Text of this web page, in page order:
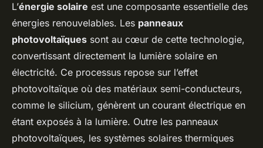
L’énergie solaire est une composante essentielle des
énergies renouvelables. Les panneaux
photovoltaïques sont au cœur de cette technologie,
convertissant directement la lumière solaire en
électricité. Ce processus repose sur l’effet
photovoltaïque où des matériaux semi-conducteurs,
comme le silicium, génèrent un courant électrique en
étant exposés à la lumière. Outre les panneaux
photovoltaïques, les systèmes solaires thermiques